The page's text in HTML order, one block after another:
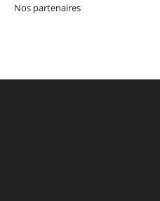
Nos partenaires